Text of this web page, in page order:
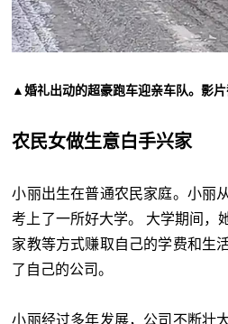
▲婚礼出动的超豪跑车迎亲车队。影片
农民女做生意白手兴家
小丽出生在普通农民家庭。小丽
考上了一所好大学。 大学期间，
家教等方式赚取自己的学费和生
了自己的公司。
小丽经过多年发展，公司不断壮